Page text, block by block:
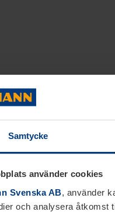
Samtycke
använder cookies
Svenska AB, använder
och analysera åtkomst